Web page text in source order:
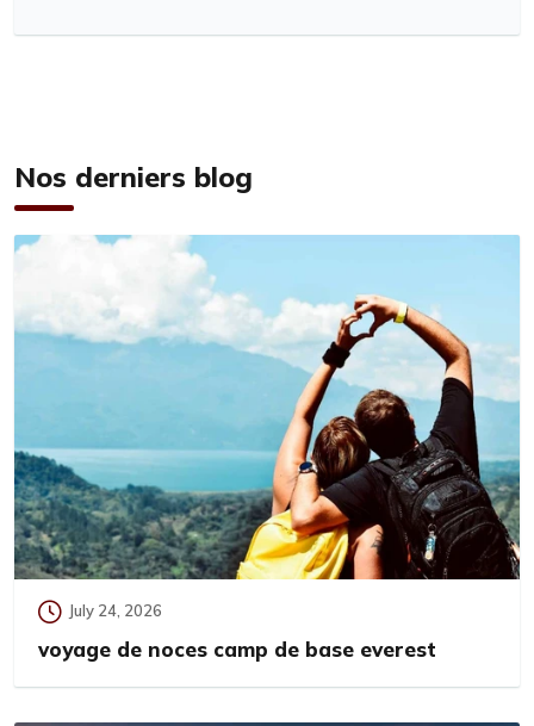
Nos derniers blog
July 24, 2026
voyage de noces camp de base everest